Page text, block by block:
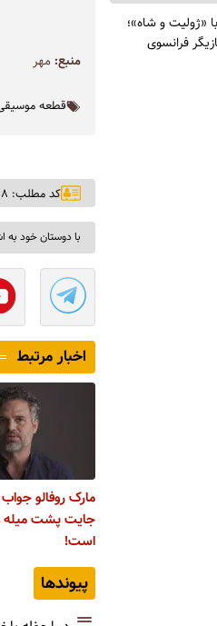
منبع: مهر
قطعه
کد مطلب: ۳۸۹۱۵۸
با دوستان خود به
اخبار مرتبط
مارک روفالو
جایت پشت میله
است!
پیوندها
«ژولیت و شاه»؛
فرانسوی